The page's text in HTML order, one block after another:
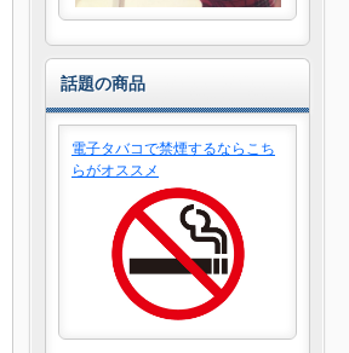
話題の商品
電子タバコで禁煙するならこち
らがオススメ